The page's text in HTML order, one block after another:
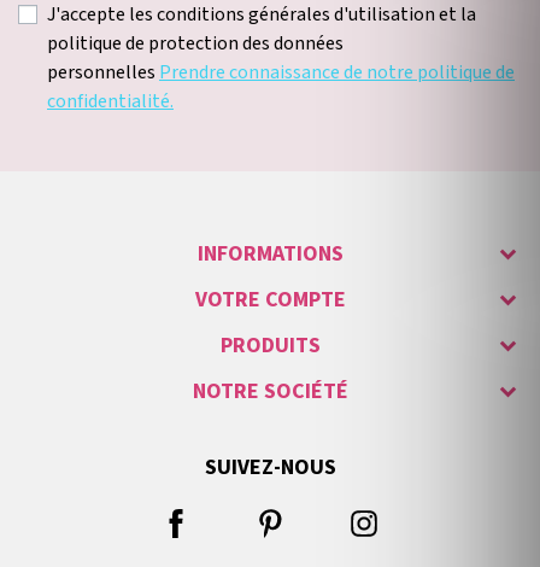
J'accepte les conditions générales d'utilisation et la
politique de protection des données
personnelles Prendre connaissance de notre politique de
confidentialité.
INFORMATIONS
VOTRE COMPTE
PRODUITS
NOTRE SOCIÉTÉ
SUIVEZ-NOUS